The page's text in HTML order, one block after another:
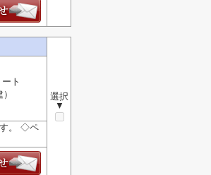
選択
▼
ト
す。 ◇ペ